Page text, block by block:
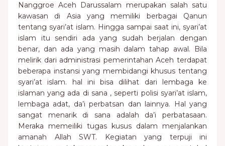
Nanggroe Aceh Darussalam merupakan salah satu
kawasan di Asia yang memiliki berbagai Qanun
tentang syari’at islam. Hingga sampai saat ini, syari’at
islam itu sendiri ada yang sudah berjalan dengan
benar, dan ada yang masih dalam tahap awal. Bila
melirik dari administrasi pemerintahan Aceh terdapat
beberapa instansi yang membidangi khusus tentang
syari’at islam. hal ini bisa dilihat dari lembaga ke
islaman yang ada di sana , seperti polisi syari’at islam,
lembaga adat, da’i perbatsan dan lainnya. Hal yang
sangat menarik di sana adalah da’i perbatasaan.
Meraka memeiliki tugas kusus dalam menjalankan
amanah Allah SWT. Kegiatan yang terpuji ini